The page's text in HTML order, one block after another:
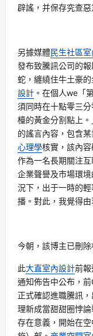
辟謠，并保存究查
另據媒體民生社區
發布致騰訊公司的
蛇，纏繞住牛土豪
設計 。在個人we「
須同時在十點零三
檯的黃金分割點上
的謠言內容，包含
心理學核實，該內
作為一名長期關注
企業聲譽及市場環
況下，出于一時的
播。對此，我覺得
今朝，該博主已刪除
此大直室內設計前
通知佈告中公布，
正式確認進職騰訊
理新成當甜甜圈悖
存在意義，開始在